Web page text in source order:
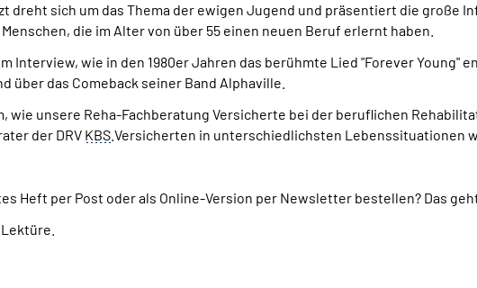
dreht sich um das Thema der ewigen Jugend und präsentiert die große
die im Alter von über 55 einen neuen Beruf erlernt haben.
Interview, wie in den 1980er Jahren das berühmte Lied "Forever Young"
über das Comeback seiner Band Alphaville.
wie unsere Reha-Fachberatung Versicherte bei der beruflichen
der DRV KBS .Versicherten in unterschiedlichsten Lebenssituationen
Heft per Post oder als Online-Version per Newsletter bestellen? Das